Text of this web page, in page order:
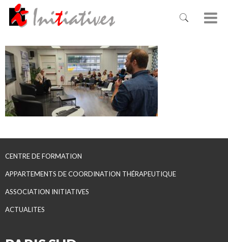
CENTRE DE FORMATION
APPARTEMENTS DE COORDINATION THÉRAPEUTIQUE
ASSOCIATION INITIATIVES
ACTUALITES